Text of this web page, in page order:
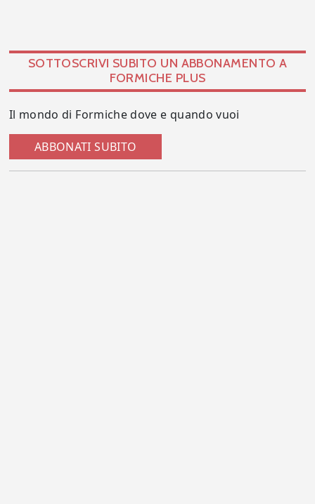
SOTTOSCRIVI SUBITO UN ABBONAMENTO A
FORMICHE PLUS
Il mondo di Formiche dove e quando vuoi
ABBONATI SUBITO